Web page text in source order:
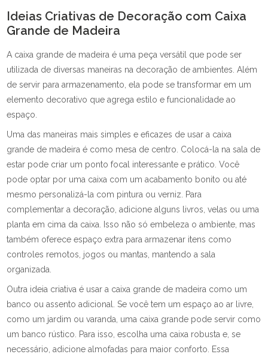
Ideias Criativas de Decoração com Caixa
Grande de Madeira
A caixa grande de madeira é uma peça versátil que pode ser
utilizada de diversas maneiras na decoração de ambientes. Além
de servir para armazenamento, ela pode se transformar em um
elemento decorativo que agrega estilo e funcionalidade ao
espaço.
Uma das maneiras mais simples e eficazes de usar a caixa
grande de madeira é como mesa de centro. Colocá-la na sala de
estar pode criar um ponto focal interessante e prático. Você
pode optar por uma caixa com um acabamento bonito ou até
mesmo personalizá-la com pintura ou verniz. Para
complementar a decoração, adicione alguns livros, velas ou uma
planta em cima da caixa. Isso não só embeleza o ambiente, mas
também oferece espaço extra para armazenar itens como
controles remotos, jogos ou mantas, mantendo a sala
organizada.
Outra ideia criativa é usar a caixa grande de madeira como um
banco ou assento adicional. Se você tem um espaço ao ar livre,
como um jardim ou varanda, uma caixa grande pode servir como
um banco rústico. Para isso, escolha uma caixa robusta e, se
necessário, adicione almofadas para maior conforto. Essa